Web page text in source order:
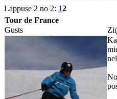
Lappuse 2 no 2: 12
Tour de France
Gusts